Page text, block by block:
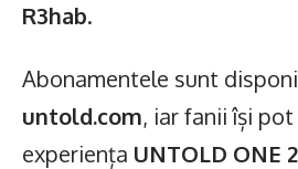
R3hab.
Abonamentele sunt
untold.com, iar fanii își pot
experiența UNTOLD ONE